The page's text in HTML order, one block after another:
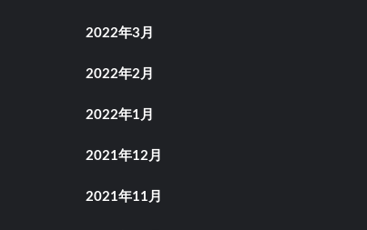
2022年3月
2022年2月
2022年1月
2021年12月
2021年11月